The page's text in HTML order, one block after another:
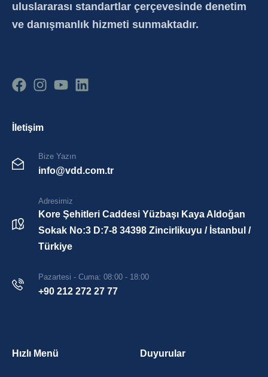
uluslararası standartlar çerçevesinde denetim
ve danışmanlık hizmeti sunmaktadır.
İletişim
Bize Yazın
info@vdd.com.tr
Adresimiz
Kore Şehitleri Caddesi Yüzbaşı Kaya Aldoğan
Sokak No:3 D:7-8 34398 Zincirlikuyu / İstanbul /
Türkiye
Pazartesi - Cuma: 08:00 - 18:00
+90 212 272 27 77
Hızlı Menü Duyurular